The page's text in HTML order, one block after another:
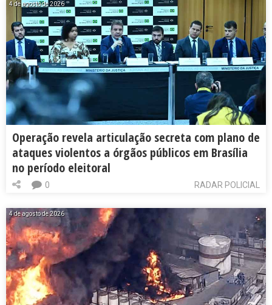
4 de agosto de 2026
Operação revela articulação secreta com plano de
ataques violentos a órgãos públicos em Brasília
no período eleitoral
RADAR POLICIAL
0
4 de agosto de 2026